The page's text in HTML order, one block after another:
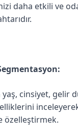
daha etkili ve
cinsiyet, gelir
özelleştirmek.